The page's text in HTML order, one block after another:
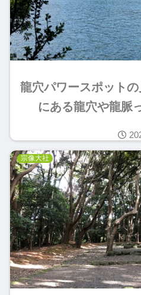
龍穴パワースポット
にある龍穴や龍脈
宗像大社